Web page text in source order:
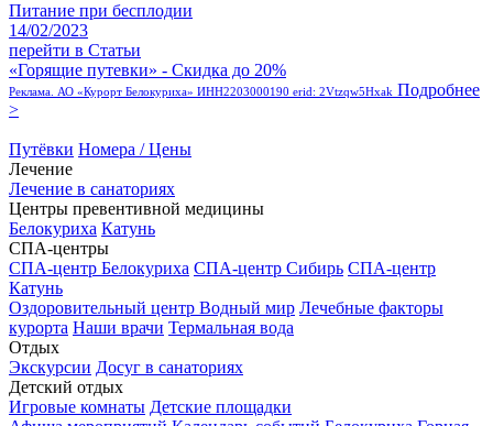
Питание при бесплодии
14/02/2023
перейти в Статьи
«Горящие путевки» - Скидка до 20%
Реклама. АО «Курорт Белокуриха» ИНН2203000190 erid: 2Vtzqw5Hxak Подробнее
>
Путёвки Номера / Цены
Лечение
Лечение в санаториях
Центры превентивной медицины
Белокуриха Катунь
СПА-центры
СПА-центр Белокуриха СПА-центр Сибирь СПА-центр
Катунь
Оздоровительный центр Водный мир Лечебные факторы
курорта Наши врачи Термальная вода
Отдых
Экскурсии Досуг в санаториях
Детский отдых
Игровые комнаты Детские площадки